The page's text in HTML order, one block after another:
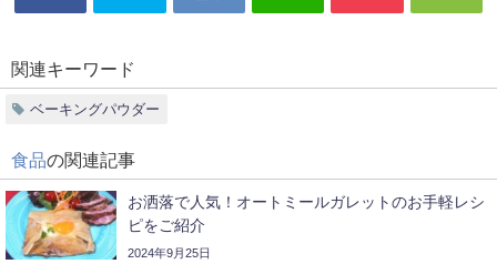
関連キーワード
ベーキングパウダー
食品の関連記事
お洒落で人気！オートミールガレットのお手軽レシ
ピをご紹介
2024年9月25日